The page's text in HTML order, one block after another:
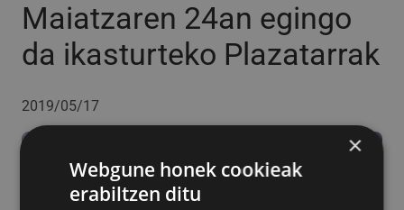
Maiatzaren 24an egingo
da ikasturteko Plazatarrak
2019/05/17
×
Webgune honek cookieak
erabiltzen ditu